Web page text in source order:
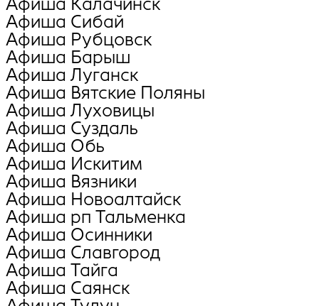
Афиша Сибай
Афиша Рубцовск
Афиша Барыш
Афиша Луганск
Афиша Вятские Поляны
Афиша Луховицы
Афиша Суздаль
Афиша Обь
Афиша Искитим
Афиша Вязники
Афиша Новоалтайск
Афиша рп Тальменка
Афиша Осинники
Афиша Славгород
Афиша Тайга
Афиша Саянск